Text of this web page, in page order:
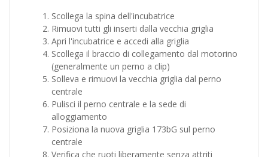
Scollega la spina dell'incubatrice
Rimuovi tutti gli inserti dalla vecchia griglia
Apri l'incubatrice e accedi alla griglia
Scollega il braccio di collegamento dal motorino
(generalmente un perno a clip)
Solleva e rimuovi la vecchia griglia dal perno
centrale
Pulisci il perno centrale e la sede di
alloggiamento
Posiziona la nuova griglia 173bG sul perno
centrale
Verifica che ruoti liberamente senza attriti